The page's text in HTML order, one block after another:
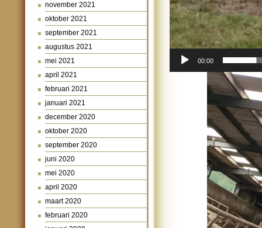
november 2021
oktober 2021
september 2021
augustus 2021
mei 2021
april 2021
februari 2021
januari 2021
december 2020
oktober 2020
september 2020
juni 2020
mei 2020
april 2020
maart 2020
februari 2020
00:00